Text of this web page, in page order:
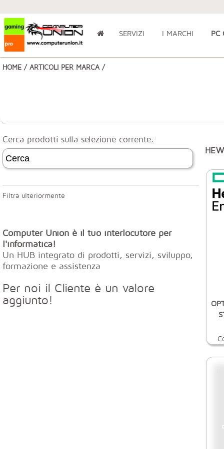
SERVIZI I MARCHI PC
HOME / ARTICOLI PER MARCA /
Cerca prodotti sulla selezione corrente:
Filtra ulteriormente
Computer Union è il tuo interlocutore per
l'informatica!
Un HUB integrato di prodotti, servizi, sviluppo,
formazione e assistenza
Per noi il Cliente è un valore
aggiunto!